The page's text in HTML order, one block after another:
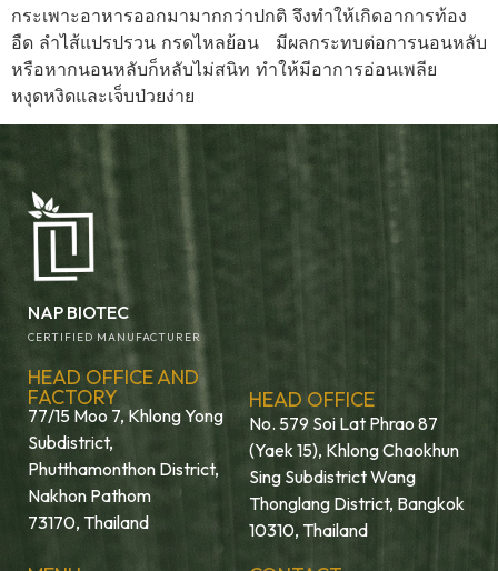
กระเพาะอาหารออกมามากกว่าปกติ จึงทำให้เกิดอาการท้อง
อืด ลำไส้แปรปรวน กรดไหลย้อน มีผลกระทบต่อการนอนหลับ
หรือหากนอนหลับก็หลับไม่สนิท ทำให้มีอาการอ่อนเพลีย
หงุดหงิดและเจ็บป่วยง่าย
NAP BIOTEC
CERTIFIED MANUFACTURER
HEAD OFFICE AND
FACTORY
77/15 Moo 7, Khlong Yong
Subdistrict,
Phutthamonthon District,
Nakhon Pathom
73170, Thailand
HEAD OFFICE
No. 579 Soi Lat Phrao 87
(Yaek 15), Khlong Chaokhun
Sing Subdistrict Wang
Thonglang District, Bangkok
10310, Thailand